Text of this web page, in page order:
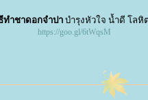
ทำชาดอกจำปา บำรุงหัวใจ น้ำดี โลหิ
https://goo.gl/6tWqsM